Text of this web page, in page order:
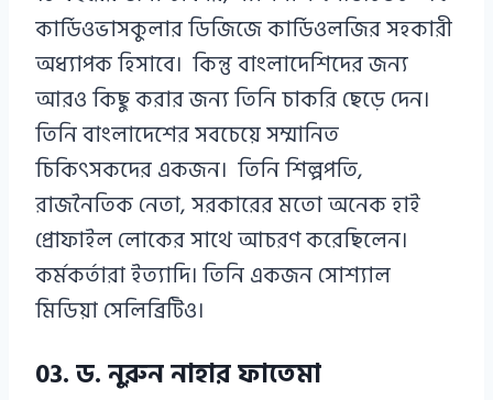
কার্ডিওভাসকুলার ডিজিজে কার্ডিওলজির সহকারী
অধ্যাপক হিসাবে। কিন্তু বাংলাদেশিদের জন্য
আরও কিছু করার জন্য তিনি চাকরি ছেড়ে দেন।
তিনি বাংলাদেশের সবচেয়ে সম্মানিত
চিকিৎসকদের একজন। তিনি শিল্পপতি,
রাজনৈতিক নেতা, সরকারের মতো অনেক হাই
প্রোফাইল লোকের সাথে আচরণ করেছিলেন।
কর্মকর্তারা ইত্যাদি। তিনি একজন সোশ্যাল
মিডিয়া সেলিব্রিটিও।
03. ড. নুরুন নাহার ফাতেমা